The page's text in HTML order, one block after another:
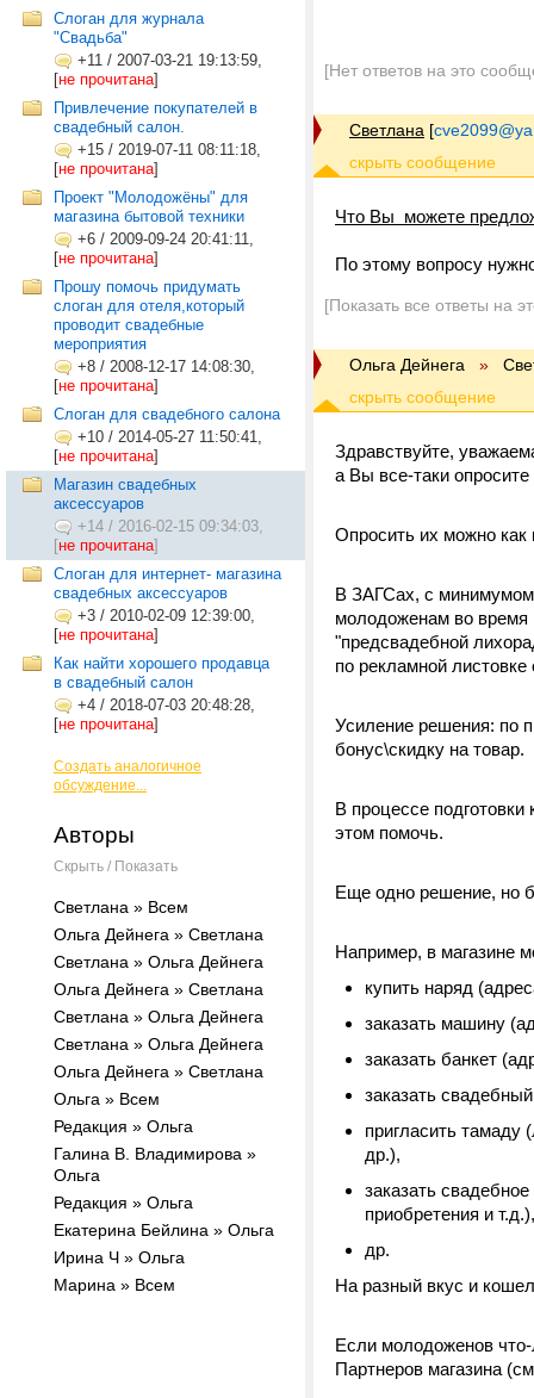
Слоган для журнала
"Свадьба"
+11 / 2007-03-21 19:13:59,
[не прочитана]
Привлечение покупателей в
свадебный салон.
+15 / 2019-07-11 08:11:18,
[не прочитана]
Проект "Молодожёны" для
магазина бытовой техники
+6 / 2009-09-24 20:41:11,
[не прочитана]
Прошу помочь придумать
слоган для отеля,который
проводит свадебные
мероприятия
+8 / 2008-12-17 14:08:30,
[не прочитана]
Слоган для свадебного салона
+10 / 2014-05-27 11:50:41,
[не прочитана]
Магазин свадебных
аксессуаров
+14 / 2016-02-15 09:34:03,
[не прочитана]
Слоган для интернет- магазина
свадебных аксессуаров
+3 / 2010-02-09 12:39:00,
[не прочитана]
Как найти хорошего продавца
в свадебный салон
+4 / 2018-07-03 20:48:28,
[не прочитана]
Создать аналогичное
обсуждение...
Авторы
Скрыть / Показать
Светлана » Всем
Ольга Дейнега » Светлана
Светлана » Ольга Дейнега
Ольга Дейнега » Светлана
Светлана » Ольга Дейнега
Светлана » Ольга Дейнега
Ольга Дейнега » Светлана
Ольга » Всем
Редакция » Ольга
Галина В. Владимирова »
Ольга
Редакция » Ольга
Екатерина Бейлина » Ольга
Ирина Ч » Ольга
Марина » Всем
[Нет ответов на это
Светлана [
Что Вы можете
По этому вопросу
[Показать все ответы на
Ольга Дейнега »
Здравствуйте,
а Вы все-таки
Опросить их можно
В ЗАГСах, с минимумом
молодоженам во время
"предсвадебной
по рекламной
Усиление решения: по
бонус\скидку на товар.
В процессе
этом помочь.
Еще одно решение, но
Например, в магазине
купить наряд
заказать машину
заказать банкет
заказать
пригласить тамаду
др.),
заказать
приобретения и т.д.),
др.
На разный вкус и
Если молодоженов что-
Партнеров магазина